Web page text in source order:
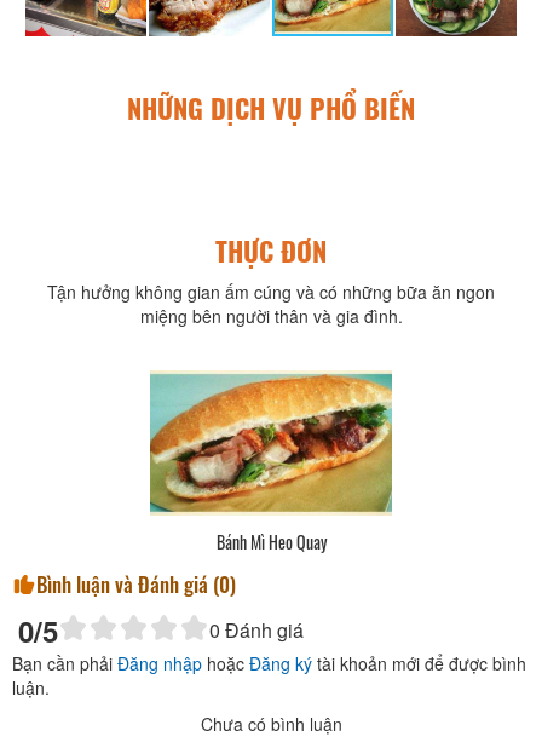
NHỮNG DỊCH VỤ PHỔ BIẾN
THỰC ĐƠN
Tận hưởng không gian ấm cúng và có những bữa ăn ngon
miệng bên người thân và gia đình.
Bánh Mì Heo Quay
Bình luận và Đánh giá (0)
0/5 0 Đánh giá
Bạn cần phải Đăng nhập hoặc Đăng ký tài khoản mới để được bình
luận.
Chưa có bình luận